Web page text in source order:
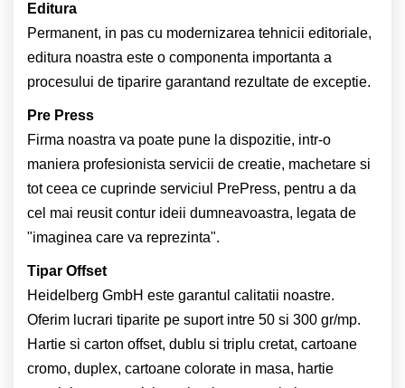
Editura
Permanent, in pas cu modernizarea tehnicii editoriale,
editura noastra este o componenta importanta a
procesului de tiparire garantand rezultate de exceptie.
Pre Press
Firma noastra va poate pune la dispozitie, intr-o
maniera profesionista servicii de creatie, machetare si
tot ceea ce cuprinde serviciul PrePress, pentru a da
cel mai reusit contur ideii dumneavoastra, legata de
"imaginea care va reprezinta".
Tipar Offset
Heidelberg GmbH este garantul calitatii noastre.
Oferim lucrari tiparite pe suport intre 50 si 300 gr/mp.
Hartie si carton offset, dublu si triplu cretat, cartoane
cromo, duplex, cartoane colorate in masa, hartie